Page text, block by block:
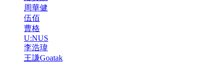
周華健
伍佰
曹格
U:NUS
李浩瑋
王謙Goatak